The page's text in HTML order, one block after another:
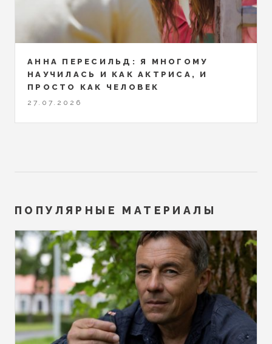
АННА ПЕРЕСИЛЬД: Я МНОГОМУ
НАУЧИЛАСЬ И КАК АКТРИСА, И
ПРОСТО КАК ЧЕЛОВЕК
27.07.2026
ПОПУЛЯРНЫЕ МАТЕРИАЛЫ